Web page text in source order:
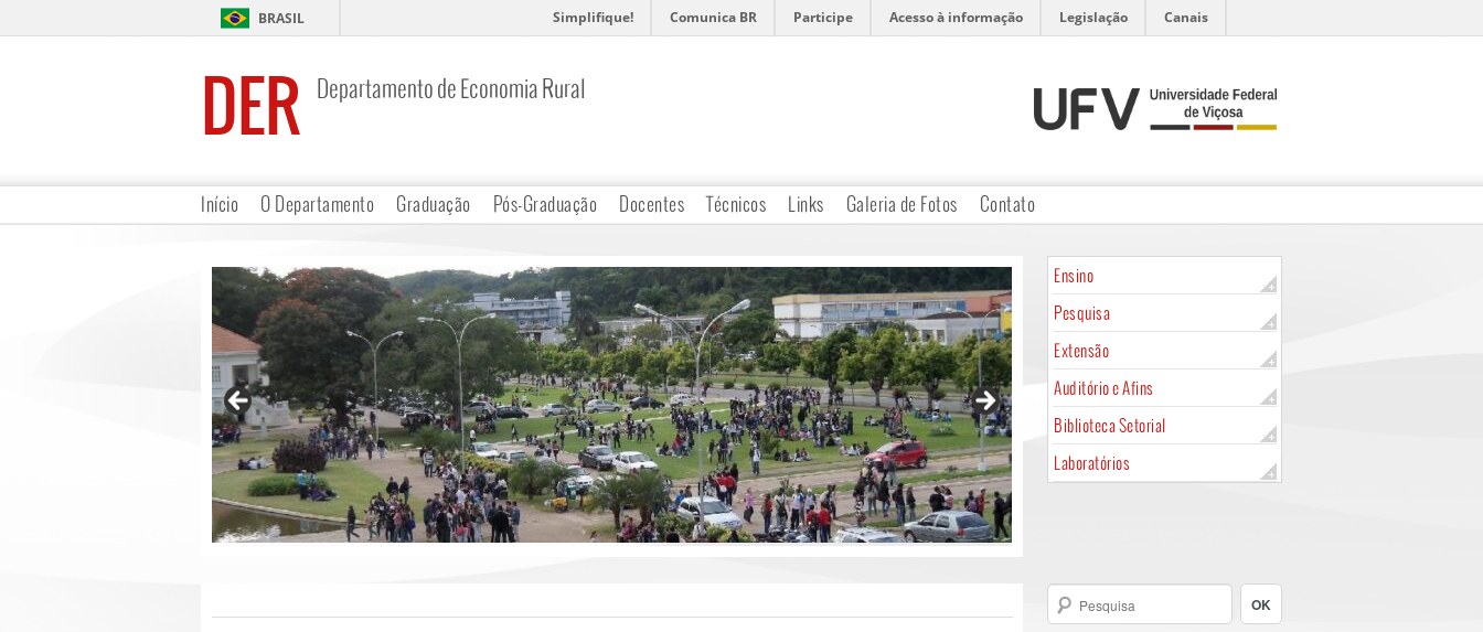
BRASIL Simplifique! Comunica BR Participe Acesso à informação Legislação Canais
DER Departamento de Economia Rural
Início O Departamento Graduação Pós-Graduação Docentes Técnicos Links Galeria de Fotos Contato
Ensino
Pesquisa
Extensão
Auditório e Afins
Biblioteca Setorial
Laboratórios